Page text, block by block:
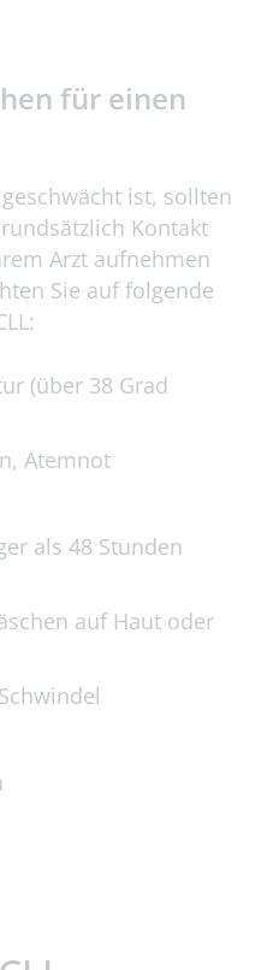
für einen
ist, sollten
Kontakt
Arzt aufnehmen
Sie auf folgende
(über 38 Grad
Atemnot
als 48 Stunden
auf Haut oder